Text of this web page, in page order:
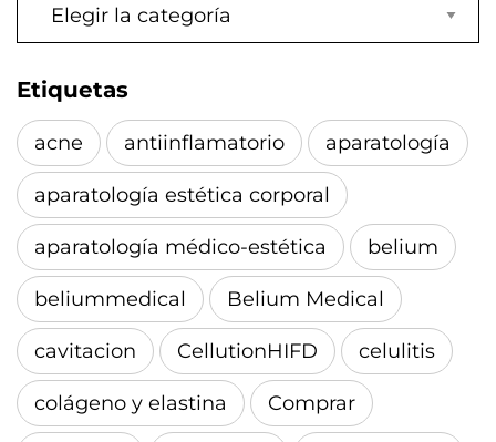
Etiquetas
acne antiinflamatorio aparatología
aparatología estética corporal
aparatología médico-estética belium
beliummedical Belium Medical
cavitacion CellutionHIFD celulitis
colágeno y elastina Comprar